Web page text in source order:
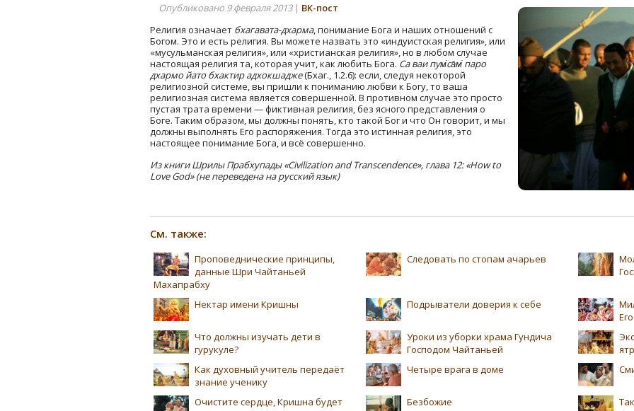
Опубликовано 9 февраля 2013| ВК-пост
Религия означает бхагавата-дхарма, понимание Бога и наших отношений с
Богом. Это и есть религия. Вы можете назвать это «индуистская религия», или
«мусульманская религия», или «христианская религия», но в любом случае
настоящая религия та, которая учит, как любить Бога. Са ваи пум̇са̄м̇ паро
дхармо йато бхактир адхокшадже(Бхаг., 1.2.6): если, следуя некоторой
религиозной системе, вы пришли к пониманию любви к Богу, то ваша
религиозная система является совершенной. В противном случае это просто
пустая трата времени — фиктивная религия, без ясного представления о
Боге. Таким образом, мы должны понять, кто такой Бог и что Он говорит, и мы
должны выполнять Его распоряжения. Тогда это истинная религия, это
настоящее понимание Бога, и всё совершенно.
Из книги Шрилы Прабхупады «Civilization and Transcendence», глава 12: «How to
Love God» (не переведена на русский язык)
См. также:
Проповеднические принципы,
данные Шри Чайтаньей
Махапрабху
Следовать по стопам ачарьев
Нектар имени Кришны Подрыватели доверия к себе
Что должны изучать дети в
гурукуле?
Уроки из уборки храма Гундича
Господом Чайтаньей
Как духовный учитель передаёт
знание ученику
Четыре врага в доме
Очистите сердце, Кришна будет
Безбожие